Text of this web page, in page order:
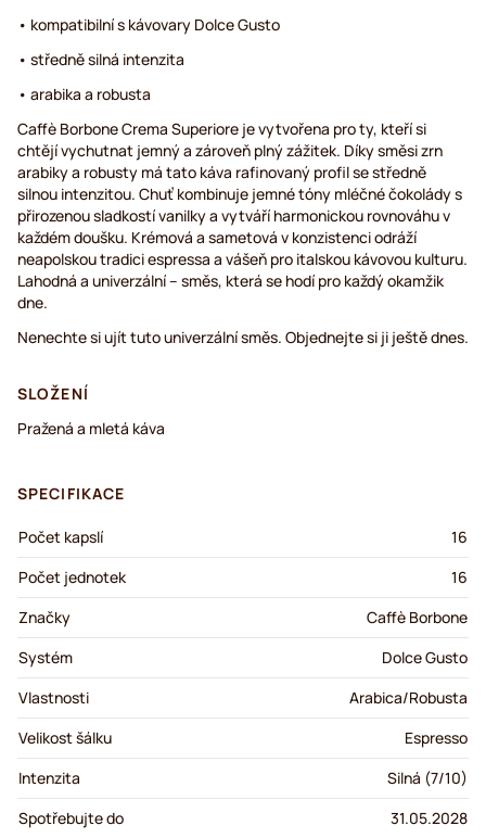
• kompatibilní s kávovary Dolce Gusto
• středně silná intenzita
• arabika a robusta
Caffè Borbone Crema Superiore je vytvořena pro ty, kteří si
chtějí vychutnat jemný a zároveň plný zážitek. Díky směsi zrn
arabiky a robusty má tato káva rafinovaný profil se středně
silnou intenzitou. Chuť kombinuje jemné tóny mléčné čokolády s
přirozenou sladkostí vanilky a vytváří harmonickou rovnováhu v
každém doušku. Krémová a sametová v konzistenci odráží
neapolskou tradici espressa a vášeň pro italskou kávovou kulturu.
Lahodná a univerzální – směs, která se hodí pro každý okamžik
dne.
Nenechte si ujít tuto univerzální směs. Objednejte si ji ještě dnes.
SLOŽENÍ
Pražená a mletá káva
SPECIFIKACE
Počet kapslí
16
Počet jednotek
16
Značky
Caffè Borbone
Systém
Dolce Gusto
Vlastnosti
Arabica/Robusta
Velikost šálku
Espresso
Intenzita
Silná (7/10)
Spotřebujte do
31.05.2028